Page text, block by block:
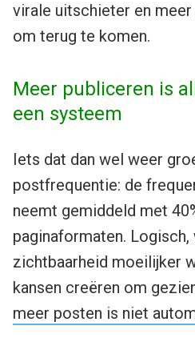
virale uitschieter en
om terug te komen.
Meer publiceren is
een systeem
Iets dat dan wel weer
postfrequentie: de
neemt gemiddeld met
paginaformaten. Logisch,
zichtbaarheid moeilijker
kansen creëren om
meer posten is niet